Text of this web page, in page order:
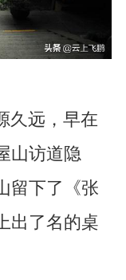
久远，早在
山访道隐
留下了《张
出了名的桌